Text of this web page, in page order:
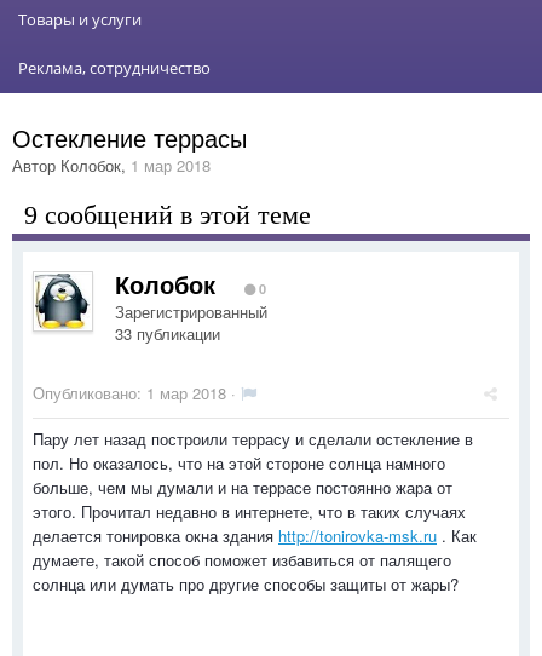
Товары и услуги
Реклама, сотрудничество
Остекление террасы
Автор Колобок, 1 мар 2018
9 сообщений в этой теме
Колобок 0
Зарегистрированный
33 публикации
Опубликовано: 1 мар 2018 ·
Пару лет назад построили террасу и сделали остекление в
пол. Но оказалось, что на этой стороне солнца намного
больше, чем мы думали и на террасе постоянно жара от
этого. Прочитал недавно в интернете, что в таких случаях
делается тонировка окна здания http://tonirovka-msk.ru . Как
думаете, такой способ поможет избавиться от палящего
солнца или думать про другие способы защиты от жары?